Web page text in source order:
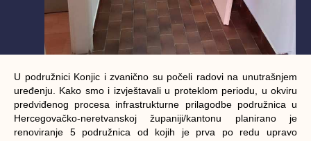
U podružnici Konjic i zvanično su počeli radovi na unutrašnjem
uređenju. Kako smo i izvještavali u proteklom periodu, u okviru
predviđenog procesa infrastrukturne prilagodbe podružnica u
Hercegovačko-neretvanskoj županiji/kantonu planirano je
renoviranje 5 podružnica od kojih je prva po redu upravo